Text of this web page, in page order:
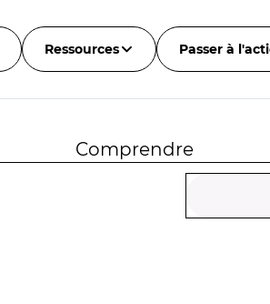
Ressources Passer à
Comprendre